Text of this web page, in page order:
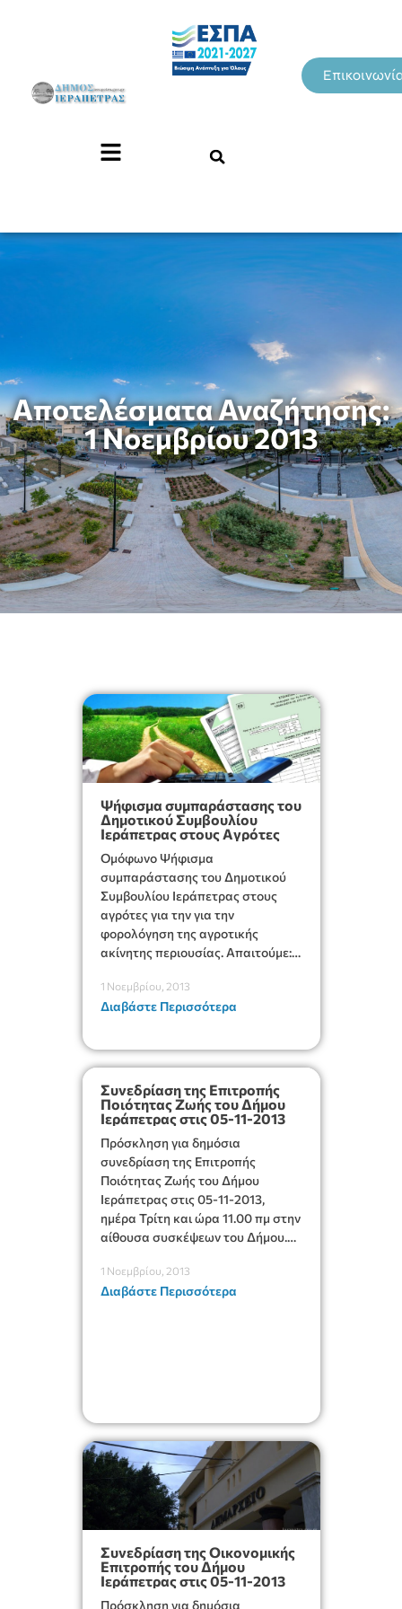
Αποτελέσματα Αναζήτησης:
1 Νοεμβρίου 2013
Ψήφισμα συμπαράστασης του
Δημοτικού Συμβουλίου
Ιεράπετρας στους Aγρότες
Ομόφωνο Ψήφισμα
συμπαράστασης του Δημοτικού
Συμβουλίου Ιεράπετρας στους
αγρότες για την για την
φορολόγηση της αγροτικής
ακίνητης περιουσίας. Απαιτούμε:
νομοσχεδίου. Ούτε ένα ευρώ στη
φορολόγηση των αγροτών.
1 Νοεμβρίου, 2013
Διαβάστε Περισσότερα
Συνεδρίαση της Επιτροπής
Ποιότητας Ζωής του Δήμου
Ιεράπετρας στις 05-11-2013
Πρόσκληση για δημόσια
συνεδρίαση της Επιτροπής
Ποιότητας Ζωής του Δήμου
Ιεράπετρας στις 05-11-2013,
ημέρα Τρίτη και ώρα 11.00 πμ στην
αίθουσα συσκέψεων του Δήμου.
για συζήτηση.
1 Νοεμβρίου, 2013
Διαβάστε Περισσότερα
Συνεδρίαση της Οικονομικής
Επιτροπής του Δήμου
Ιεράπετρας στις 05-11-2013
Πρόσκληση για δημόσια